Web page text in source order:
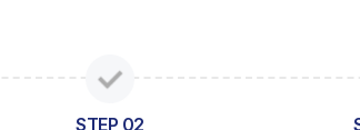
STEP 02